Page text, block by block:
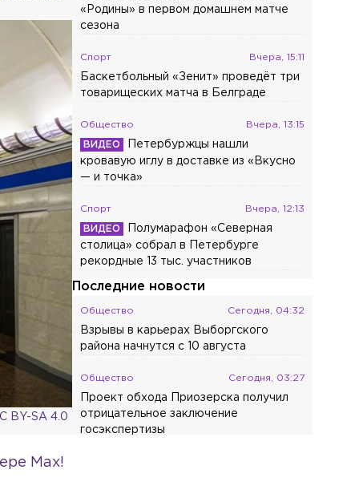
BY-SA 4.0
Max!
«Родины» в первом домашнем матче
сезона
Спорт Вчера, 15:11
Баскетбольный «Зенит» проведёт три
товарищеских матча в Белграде
Общество Вчера, 13:15
Петербуржцы нашли
кровавую иглу в доставке из «Вкусно
— и точка»
Спорт Вчера, 12:13
Полумарафон «Северная
столица» собрал в Петербурге
рекордные 13 тыс. участников
Последние новости
Общество Сегодня, 04:32
Взрывы в карьерах Выборгского
района начнутся с 10 августа
Общество Сегодня, 03:27
Проект обхода Приозерска получил
отрицательное заключение
госэкспертизы